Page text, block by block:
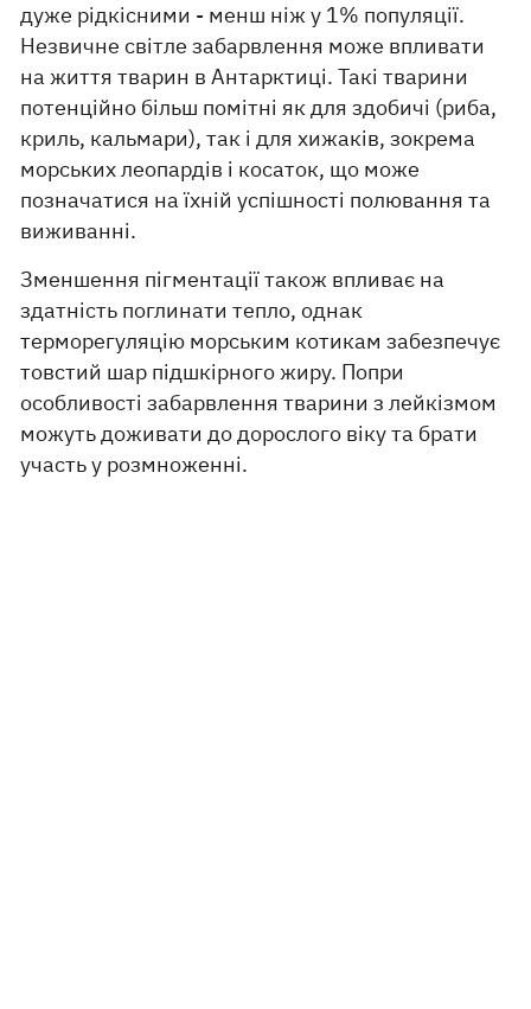
дуже рідкісними - менш ніж у 1% популяції.
Незвичне світле забарвлення може впливати
на життя тварин в Антарктиці. Такі тварини
потенційно більш помітні як для здобичі (риба,
криль, кальмари), так і для хижаків, зокрема
морських леопардів і косаток, що може
позначатися на їхній успішності полювання та
виживанні.
Зменшення пігментації також впливає на
здатність поглинати тепло, однак
терморегуляцію морським котикам забезпечує
товстий шар підшкірного жиру. Попри
особливості забарвлення тварини з лейкізмом
можуть доживати до дорослого віку та брати
участь у розмноженні.